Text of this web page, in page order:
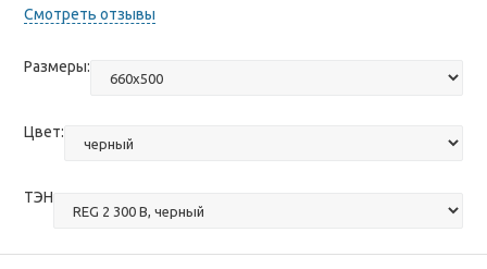
Смотреть отзывы
Размеры:
Цвет:
ТЭН